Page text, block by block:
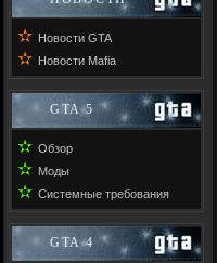
✫ Новости GTA
✫ Новости Mafia
GTA 5
✫ Обзор
✫ Моды
✫ Системные требования
GTA 4